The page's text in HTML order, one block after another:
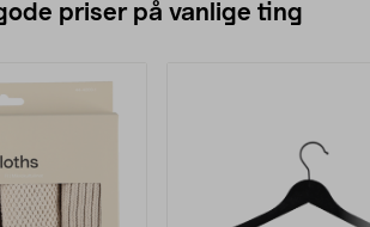
priser på vanlige ting